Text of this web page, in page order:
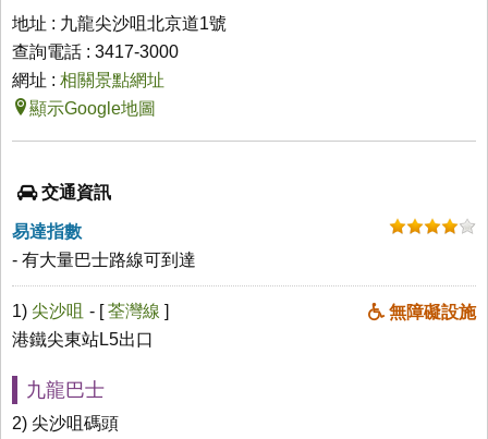
地址 : 九龍尖沙咀北京道1號
查詢電話 : 3417-3000
網址 : 相關景點網址
顯示Google地圖
交通資訊
易達指數
- 有大量巴士路線可到達
1) 尖沙咀 無障礙設施
- [荃灣線 ]
港鐵尖東站L5出口
九龍巴士
2) 尖沙咀碼頭